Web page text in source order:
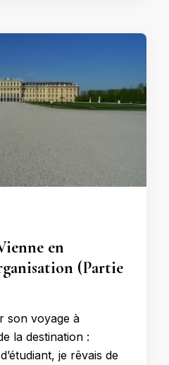
en
(Partie
son voyage à
la destination :
je rêvais de